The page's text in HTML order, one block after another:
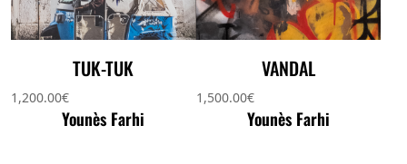
TUK-TUK
1,200.00€
Younès Farhi
VANDAL
1,500.00€
Younès Farhi